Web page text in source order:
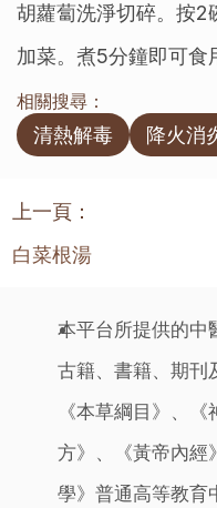
胡蘿蔔洗淨切碎。按2
加菜。煮5分鐘即可食
相關搜尋：
清熱解毒 降火消
上一頁：
白菜根湯
本平台所提供的中
古籍、書籍、期刊
《本草綱目》、
方》、《黃帝內經
學》普通高等教育